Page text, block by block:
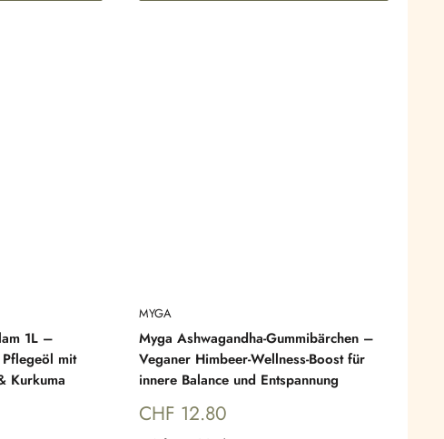
1L –
mit
Kurkuma
MYGA
Myga Ashwagandha-Gummibärchen –
Veganer Himbeer-Wellness-Boost für
innere Balance und Entspannung
Sonderpreis
CHF 12.80